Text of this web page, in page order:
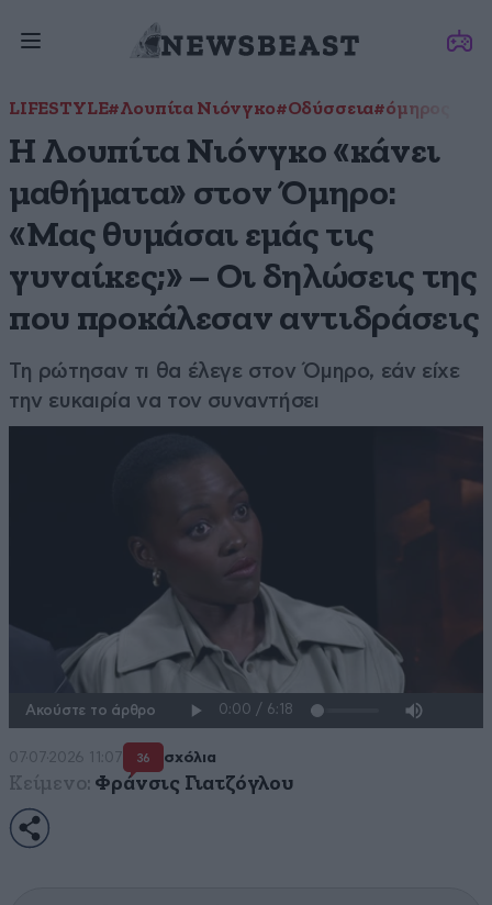
LIFESTYLE#Λουπίτα Νιόνγκο#Οδύσσεια#όμηρος
Η Λουπίτα Νιόνγκο «κάνει
μαθήματα» στον Όμηρο:
«Μας θυμάσαι εμάς τις
γυναίκες;» – Οι δηλώσεις της
που προκάλεσαν αντιδράσεις
Τη ρώτησαν τι θα έλεγε στον Όμηρο, εάν είχε
την ευκαιρία να τον συναντήσει
Ακούστε το άρθρο
07·07·2026 11:07 36 σχόλια
Κείμενο: Φράνσις Γιατζόγλου